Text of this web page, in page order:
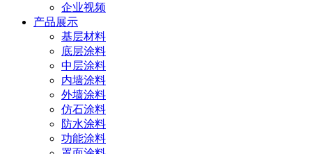
企业视频
产品展示
基层材料
底层涂料
中层涂料
内墙涂料
外墙涂料
仿石涂料
防水涂料
功能涂料